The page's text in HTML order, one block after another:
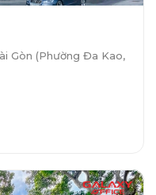
Gòn (Phường Đa Kao,